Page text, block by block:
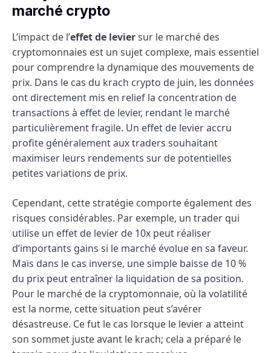
marché crypto
L’impact de l’effet de leviersur le marché des
cryptomonnaies est un sujet complexe, mais essentiel
pour comprendre la dynamique des mouvements de
prix. Dans le cas du krach crypto de juin, les données
ont directement mis en relief la concentration de
transactions à effet de levier, rendant le marché
particulièrement fragile. Un effet de levier accru
profite généralement aux traders souhaitant
maximiser leurs rendements sur de potentielles
petites variations de prix.
Cependant, cette stratégie comporte également des
risques considérables. Par exemple, un trader qui
utilise un effet de levier de 10x peut réaliser
d’importants gains si le marché évolue en sa faveur.
Mais dans le cas inverse, une simple baisse de 10 %
du prix peut entraîner la liquidation de sa position.
Pour le marché de la cryptomonnaie, où la volatilité
est la norme, cette situation peut s’avérer
désastreuse. Ce fut le cas lorsque le levier a atteint
son sommet juste avant le krach; cela a préparé le